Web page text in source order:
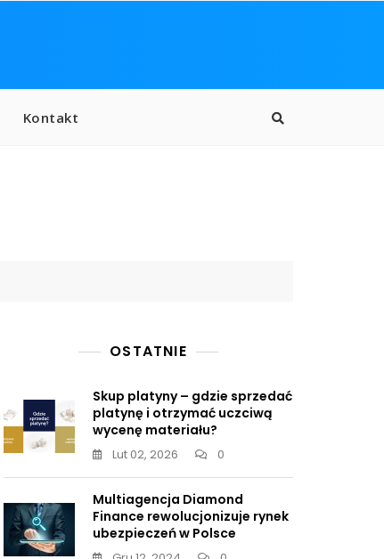
Kontakt
OSTATNIE
Skup platyny – gdzie sprzedać
platynę i otrzymać uczciwą
wycenę materiału?
Lut 02, 2026 0
Multiagencja Diamond
Finance rewolucjonizuje rynek
ubezpieczeń w Polsce